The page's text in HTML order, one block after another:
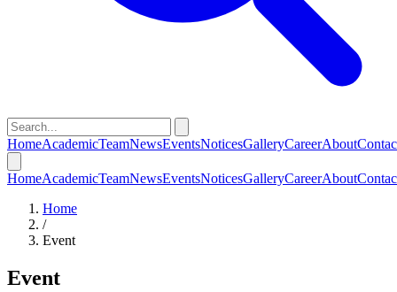
HomeAcademicTeamNewsEventsNoticesGalleryCareerAbout
HomeAcademicTeamNewsEventsNoticesGalleryCareerAbout
Home
/
Event
Event